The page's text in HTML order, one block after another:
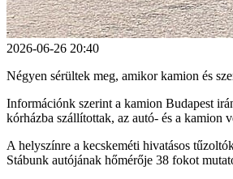
2026-06-26 20:40
Négyen sérültek meg, amikor kamion és
Információnk szerint a kamion Budapest
kórházba szállítottak, az autó- és a kamion
A helyszínre a kecskeméti hivatásos
Stábunk autójának hőmérője 38 fokot